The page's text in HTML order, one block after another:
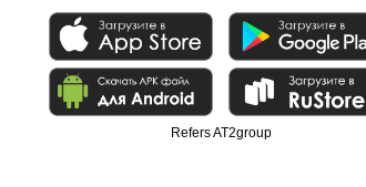
Refers AT2group